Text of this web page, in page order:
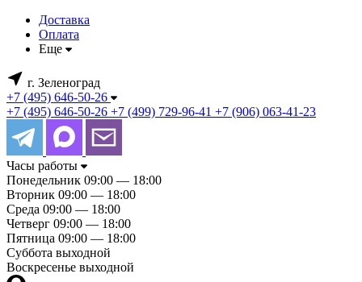
Доставка
Оплата
Еще
г. Зеленоград
+7 (495) 646-50-26
+7 (495) 646-50-26 +7 (499) 729-96-41 +7 (906) 063-41-23
Часы работы
Понедельник 09:00 — 18:00
Вторник 09:00 — 18:00
Среда 09:00 — 18:00
Четверг 09:00 — 18:00
Пятница 09:00 — 18:00
Суббота выходной
Воскресенье выходной